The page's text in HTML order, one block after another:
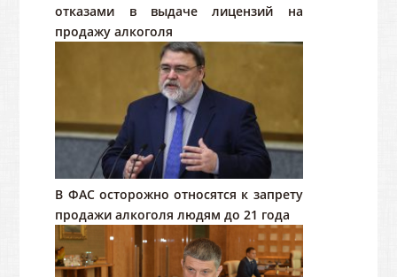
отказами в выдаче лицензий на
продажу алкоголя
В ФАС осторожно относятся к запрету
продажи алкоголя людям до 21 года